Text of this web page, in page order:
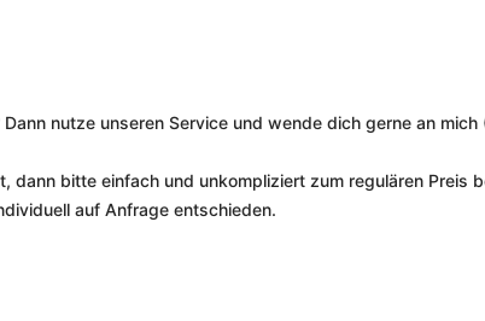
nutze unseren Service und wende dich gerne an mich
dann bitte einfach und unkompliziert zum regulären Preis
auf Anfrage entschieden.